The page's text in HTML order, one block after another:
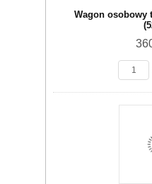
Wagon osobowy